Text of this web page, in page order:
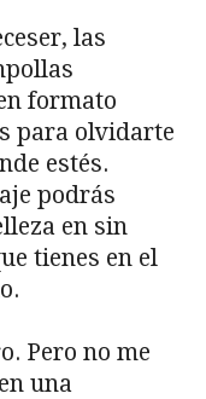
las
formato
para olvidarte
estés.
podrás
en sin
tienes en el
Pero no me
una